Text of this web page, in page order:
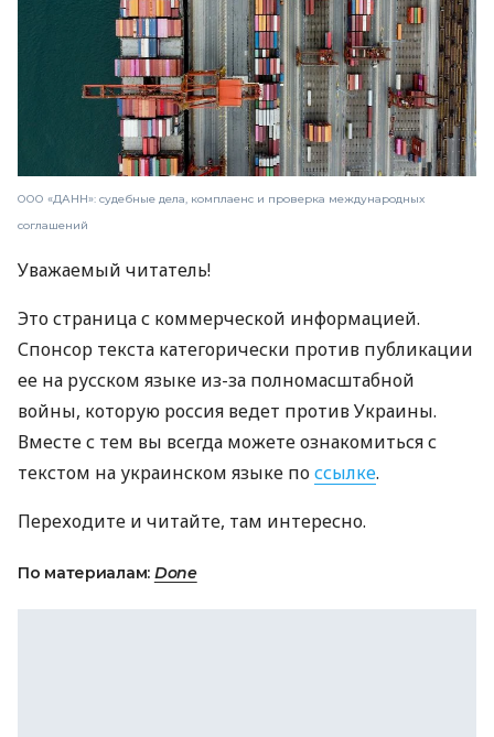
ООО «ДАНН»: судебные дела, комплаенс и проверка международных
соглашений
Уважаемый читатель!
Это страница с коммерческой информацией.
Спонсор текста категорически против публикации
ее на русском языке из-за полномасштабной
войны, которую россия ведет против Украины.
Вместе с тем вы всегда можете ознакомиться с
текстом на украинском языке поссылке.
Переходите и читайте, там интересно.
По материалам: Done